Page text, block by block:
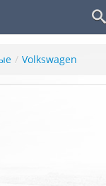
/ Volkswagen